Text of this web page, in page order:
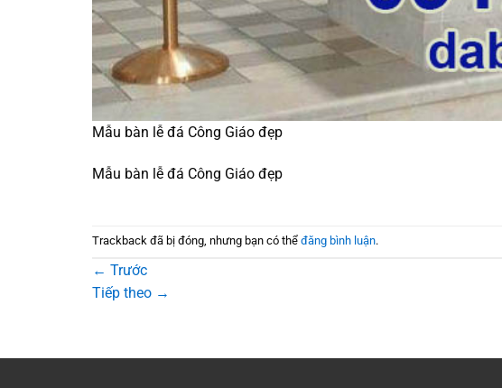
Mẫu bàn lễ đá Công Giáo đẹp
Mẫu bàn lễ đá Công Giáo đẹp
Trackback đã bị đóng, nhưng bạn có thể đăng bình luận.
← Trước
Tiếp theo →